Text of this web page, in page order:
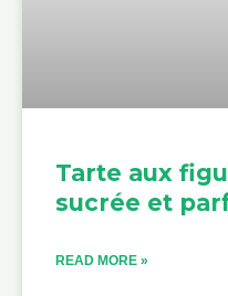
Tarte aux
sucrée et
READ MORE »